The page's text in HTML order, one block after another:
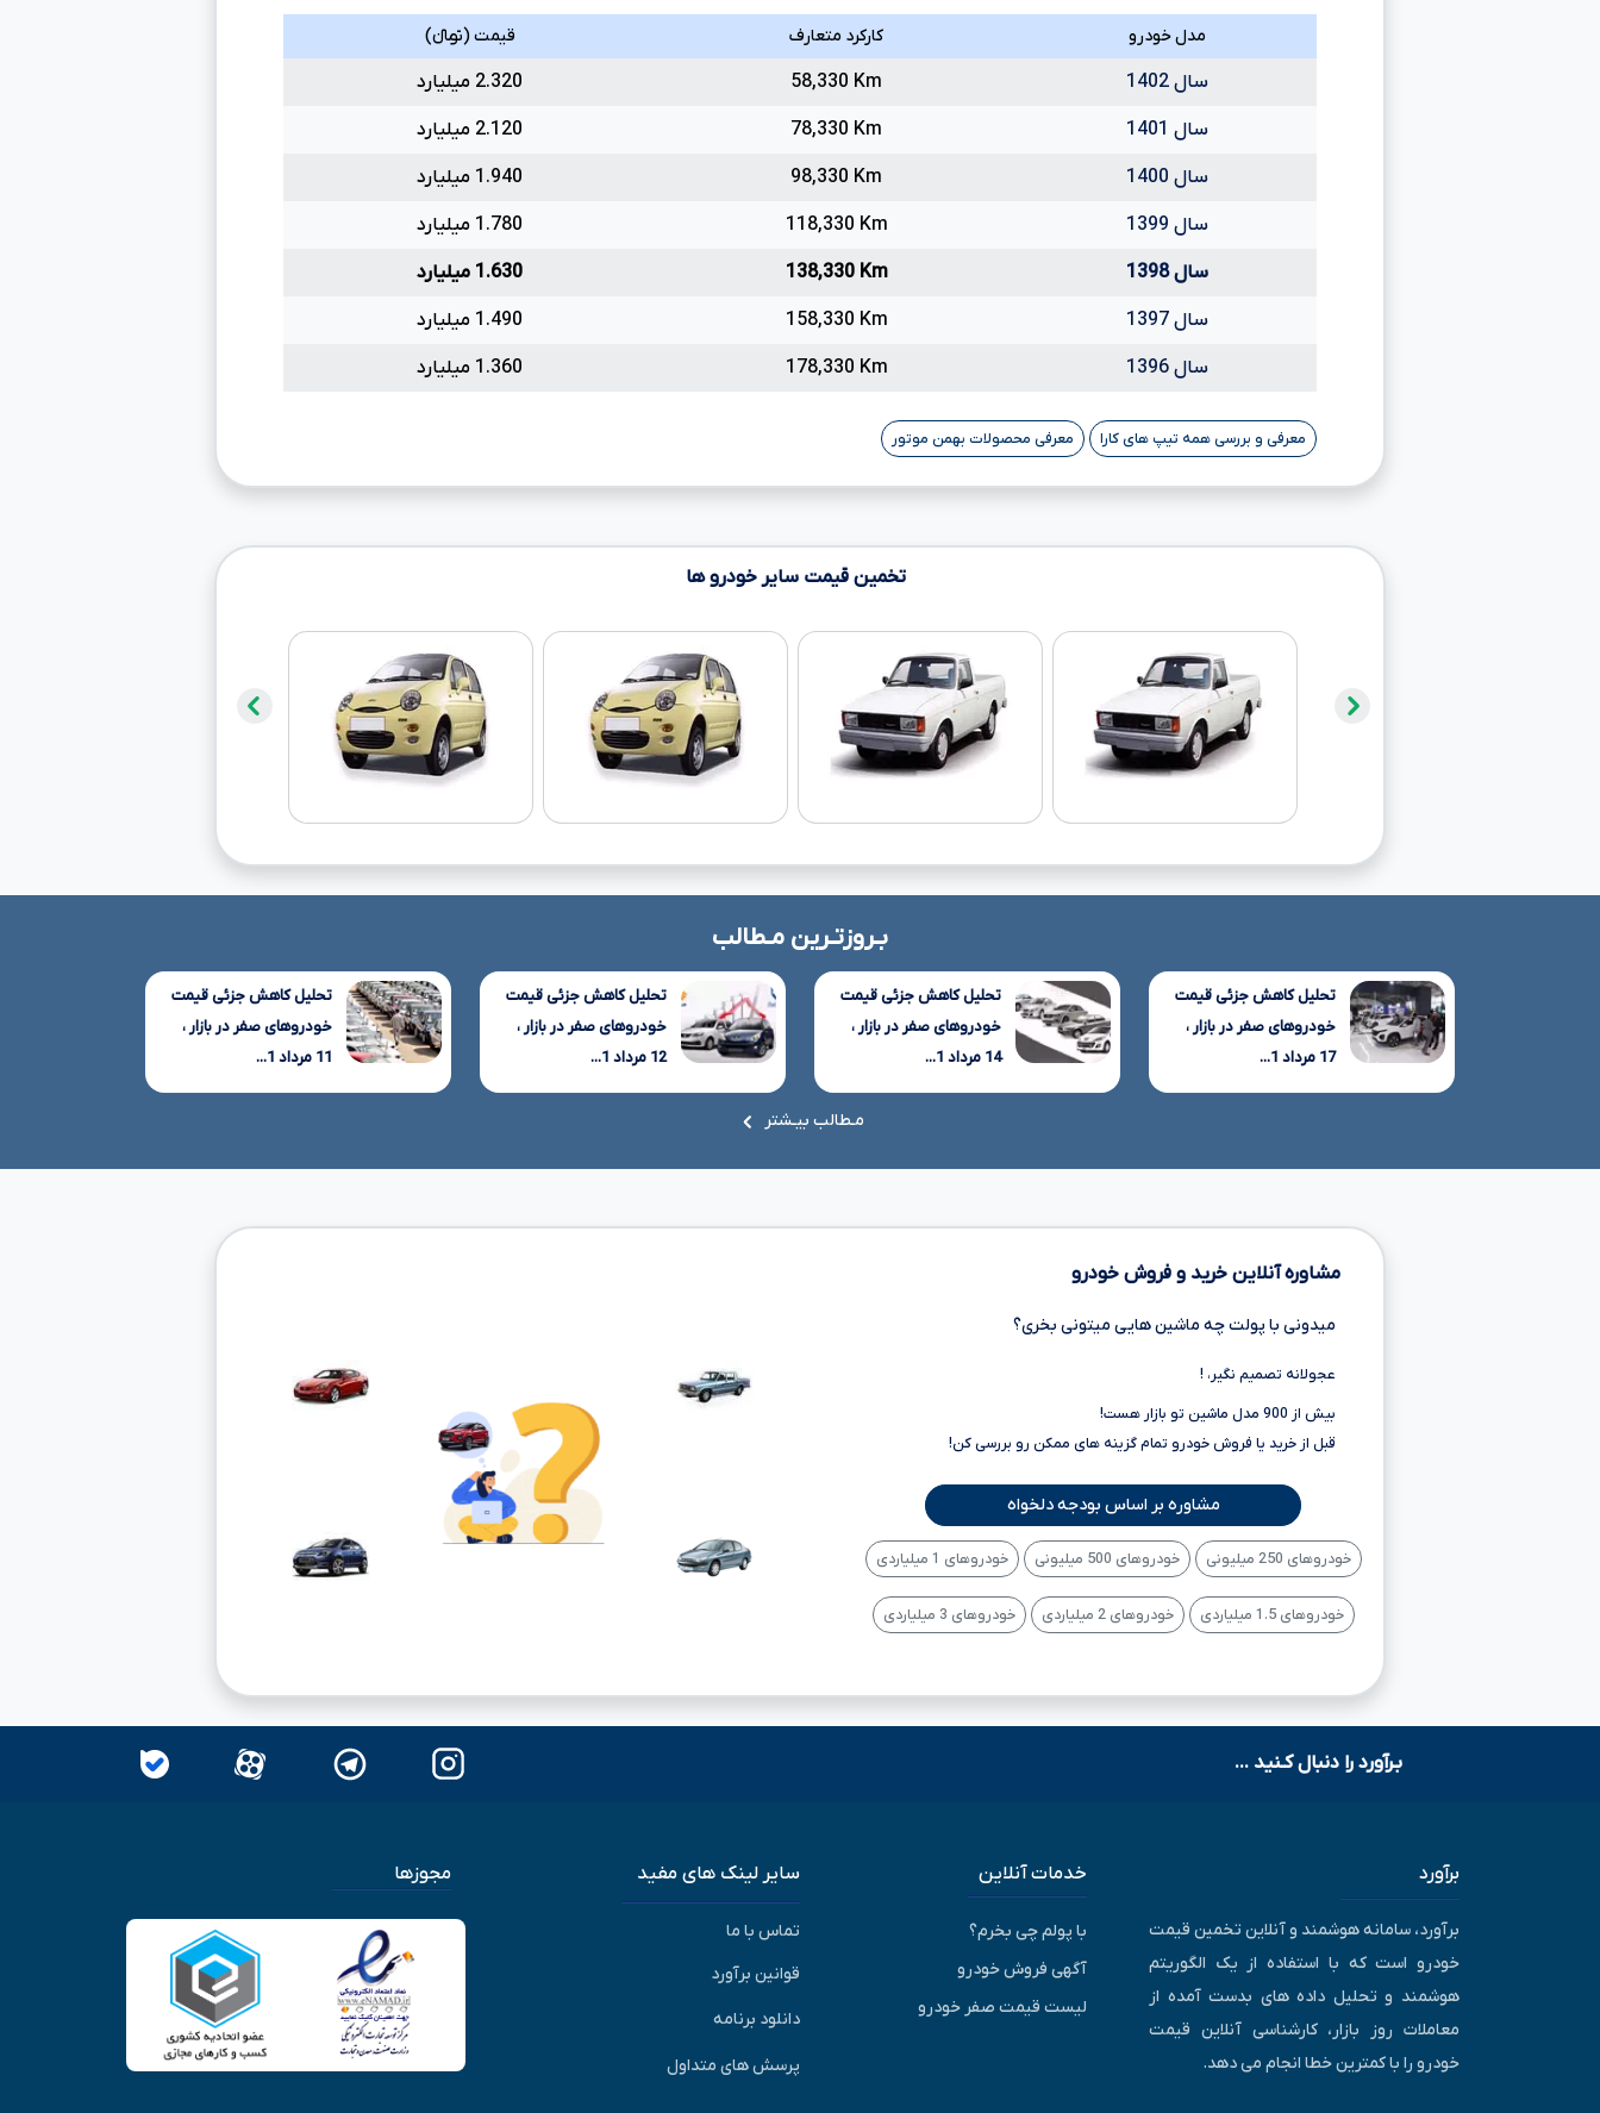
مدل خودرو کارکرد متعارف قیمت (تومانءءء)
سال 1402 58,330 Km
2.320 میلیارد
سال 1401
78,330 Km
2.120 میلیارد
سال 1400
98,330 Km
1.940 میلیارد
سال 1399
118,330 Km
1.780 میلیارد
سال 1398
138,330 Km
1.630 میلیارد
سال 1397
158,330 Km
1.490 میلیارد
سال 1396
178,330 Km 1.360 میلیارد
معرفی و بررسی همه تیپ های کارا معرفی محصولات بهمن موتور
تخمین قیمت سایر خودرو ها
بـروزتـرین مـطالب
تحلیل کاهش جزئی قیمت
خودروهای صفر در بازار ،
17 مرداد 1...
تحلیل کاهش جزئی قیمت
خودروهای صفر در بازار ،
14 مرداد 1...
تحلیل کاهش جزئی قیمت
خودروهای صفر در بازار ،
12 مرداد 1...
تحلیل کاهش جزئی قیمت
خودروهای صفر در بازار ،
11 مرداد 1...
مـطالب بیـشتر
مشاوره آنلاین خرید و فروش خودرو
میدونی با پولت چه ماشین هایی میتونی بخری؟
عجولانه تصمیم نگیر، !
بیش از 900 مدل ماشین تو بازار هست!
قبل از خرید یا فروش خودرو تمام گزینه های ممکن رو بررسی کن!
مشاوره بر اساس بودجه دلخواه
خودروهای 250 میلیونی خودروهای 500 میلیونی خودروهای 1 میلیاردی
خودروهای 1.5 میلیاردی خودروهای 2 میلیاردی خودروهای 3 میلیاردی
بـرآورد را دنبال کـنید ...
برآورد
برآورد، سامانه هوشمند و آنلاین تخمین قیمت
خودرو است که با استفاده از یک الگوریتم
هوشمند و تحلیل داده های بدست آمده از
معاملات روز بازار، کارشناسی آنلاین قیمت
خودرو را با کمترین خطا انجام می دهد.
خدمات آنلاین
با پولم چی بخرم؟
آگهی فروش خودرو
لیست قیمت صفر خودرو
سایر لینک های مفید
تماس با ما
قوانین برآورد
دانلود برنامه
پرسش های متداول
مجوزها